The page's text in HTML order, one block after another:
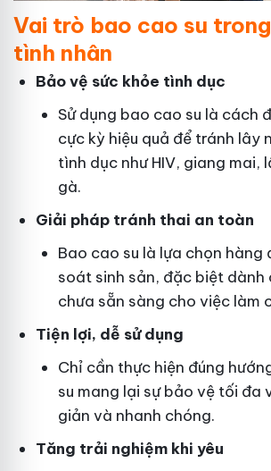
Vai trò bao cao su
tình nhân
Bảo vệ sức khỏe tình dục
Sử dụng bao cao su là cách
cực kỳ hiệu quả để tránh lây
tình dục như HIV, giang mai,
gà.
Giải pháp tránh thai an toàn
Bao cao su là lựa chọn hàng
soát sinh sản, đặc biệt
chưa sẵn sàng cho việc làm
Tiện lợi, dễ sử dụng
Chỉ cần thực hiện đúng
su mang lại sự bảo vệ tối đa
giản và nhanh chóng.
Tăng trải nghiệm khi yêu